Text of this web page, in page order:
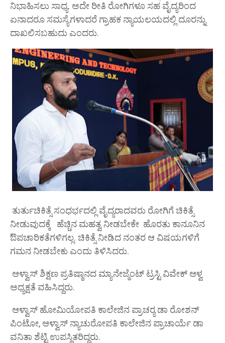
ನಿಭಾಹಿಸಲು ಸಾಧ್ಯ. ಅದೇ ರೀತಿ ರೋಗಿಗಳೂ ಸಹ ವೈದ್ಯರಿಂದ
ಏನಾದರೂ ಸಮಸ್ಯೆಗಳಾದರೆ ಗ್ರಾಹಕ ನ್ಯಾಯಲಯದಲ್ಲಿ ದೂರನ್ನು
ದಾಖಲಿಸಬಹುದು ಎಂದರು.
ತುರ್ತುಚಿಕಿತ್ಸೆ ಸಂಧರ್ಭದಲ್ಲಿ ವೈದ್ಯರಾದವರು ರೋಗಿಗೆ ಚಿಕಿತ್ಸೆ
ನೀಡುವುದಕ್ಕೆ ಹೆಚ್ಚಿನ ಮಹತ್ವ ನೀಡಬೇಕೇ ಹೊರತು ಕಾನೂನಿನ
ಔಪಚಾರಿಕತೆಗಳಿಗಲ್ಲ. ಚಿಕಿತ್ಸೆ ನೀಡಿದ ನಂತರ ಆ ವಿಷಯಗಳಿಗೆ
ಗಮನ ನೀಡಬೇಕು ಎಂದು ತಿಳಿಸಿದರು.
ಆಳ್ವಾಸ್ ಶಿಕ್ಷಣ ಪ್ರತಿಷ್ಠಾನದ ಮ್ಯಾನೇಜ್ಮೆಂಟ್ ಟ್ರಸ್ಟಿ ವಿವೇಕ್ ಆಳ್ವ
ಅಧ್ಯಕ್ಷತೆ ವಹಿಸಿದ್ದರು.
ಆಳ್ವಾಸ್ ಹೋಮಿಯೋಪತಿ ಕಾಲೇಜಿನ ಪ್ರಾಚರ‍್ಯ ಡಾ ರೋಶನ್
ಪಿಂಟೋ, ಆಳ್ವಾಸ್ ನ್ಯಾಚುರೋಪತಿ ಕಾಲೇಜಿನ ಪ್ರಾಚಾರ್ಯೆ ಡಾ
ವನಿತಾ ಶೆಟ್ಟಿ ಉಪಸ್ಥಿತರಿದ್ದರು.